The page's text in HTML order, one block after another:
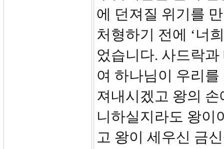
에 던져질 위기를
처형하기 전에 ‘너
었습니다. 사드락
여 하나님이 우리
져내시겠고 왕의
니하실지라도 왕이
고 왕이 세우신 금